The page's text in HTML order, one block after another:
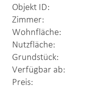
Objekt ID:
Zimmer:
Wohnfläche:
Nutzfläche:
Grundstück:
Verfügbar ab:
Preis: